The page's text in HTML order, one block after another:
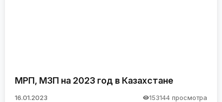
МРП, МЗП на 2023 год в Казахстане
16.01.2023 153144 просмотра